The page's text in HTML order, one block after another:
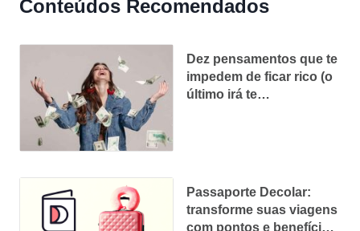
Conteúdos Recomendados
Dez pensamentos que te
impedem de ficar rico (o
último irá te
Passaporte Decolar:
transforme suas viagens
com pontos e benefícios